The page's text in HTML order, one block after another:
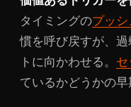
タイミングのプッ
慣を呼び戻すが、
トに向かわせる。
ているかどうかの早